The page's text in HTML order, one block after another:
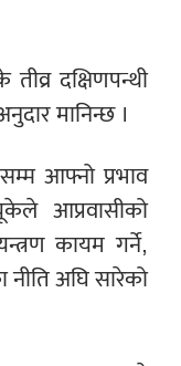
दक्षिणपन्थी
मानिन्छ ।
आफ्नो प्रभाव
आप्रवासीको
कायम गर्ने,
अघि सारेको